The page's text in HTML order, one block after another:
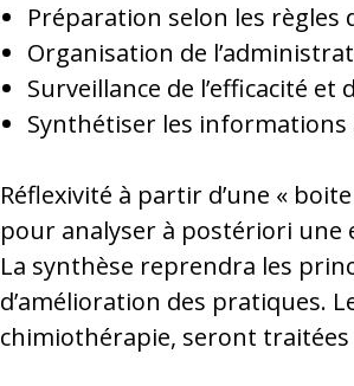
Préparation selon les
Organisation de
Surveillance de l’efficacité et
Synthétiser les
Réflexivité à partir d’une «
pour analyser à postériori une
La synthèse reprendra les
d’amélioration des pratiques.
chimiothérapie, seront